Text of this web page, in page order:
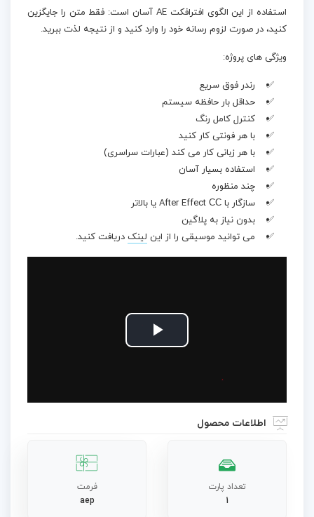
استفاده از این الگوی افترافکت AE آسان است: فقط متن را جایگزین
کنید، در صورت لزوم رسانه خود را وارد کنید و از نتیجه لذت ببرید.
ویژگی های پروژه:
رندر فوق سریع
حداقل بار حافظه سیستم
کنترل کامل رنگ
با هر فونتی کار کنید
با هر زبانی کار می کند (عبارات سراسری)
استفاده بسیار آسان
چند منظوره
سازگار با After Effect СС یا بالاتر
بدون نیاز به پلاگین
می توانید موسیقی را از این لینک دریافت کنید.
Play
اطلاعات محصول
تعداد پارت
1
فرمت
aep